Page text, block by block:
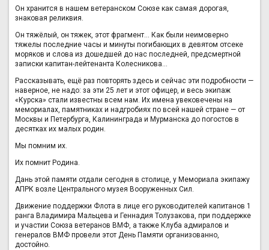
Он хранится в нашем ветеранском Союзе как самая дорогая,
знаковая реликвия.
Он тяжёлый, он тяжек, этот фрагмент… Как были неимоверно
тяжелы последние часы и минуты погибающих в девятом отсеке
моряков и слова из дошедшей до нас последней, предсмертной
записки капитан-лейтенанта Колесникова…
Рассказывать, ещё раз повторять здесь и сейчас эти подробности —
наверное, не надо: за эти 25 лет и этот офицер, и весь экипаж
«Курска» стали известны всем нам. Их имена увековечены на
мемориалах, памятниках и надгробиях по всей нашей стране — от
Москвы и Петербурга, Калининграда и Мурманска до погостов в
десятках их малых родин.
Мы помним их.
Их помнит Родина.
Дань этой памяти отдали сегодня в столице, у Мемориала экипажу
АПРК возле Центрального музея Вооруженных Сил.
Движение поддержки Флота в лице его руководителей капитанов 1
ранга Владимира Мальцева и Геннадия Толузакова, при поддержке
и участии Союза ветеранов ВМФ, а также Клуба адмиралов и
генералов ВМФ провели этот День Памяти организованно,
достойно.